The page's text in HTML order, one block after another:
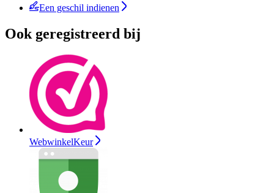
Een geschil indienen
Ook geregistreerd bij
WebwinkelKeur